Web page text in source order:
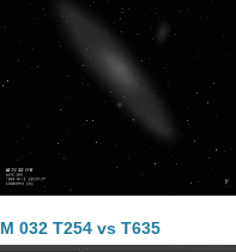
M 032 T254 vs T635